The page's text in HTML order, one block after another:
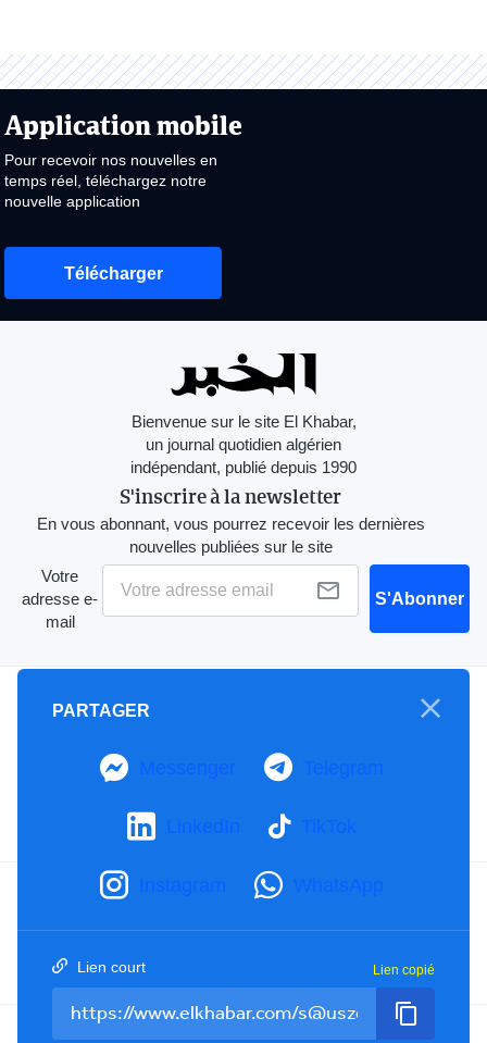
Application mobile
Pour recevoir nos nouvelles en
temps réel, téléchargez notre
nouvelle application
Télécharger
Bienvenue sur le site El Khabar,
un journal quotidien algérien
indépendant, publié depuis 1990
S'inscrire à la newsletter
En vous abonnant, vous pourrez recevoir les dernières
nouvelles publiées sur le site
Votre
adresse e-
mail
S'Abonner
A propos
Notre Charte
Contactez-nous
Tel : +213(0)023 31 69 04 - eMail : info@elkhabar.com
PARTAGER
Messenger Telegram
LinkedIn TikTok
Instagram WhatsApp
Lien court Lien copié